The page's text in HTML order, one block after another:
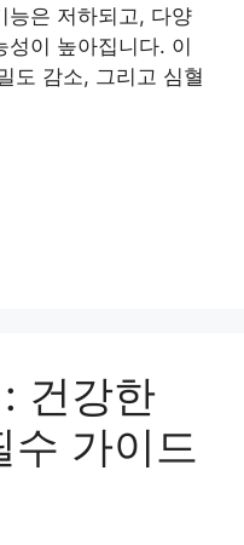
능은 저하되고, 다양
이 높아집니다. 이
도 감소, 그리고 심혈
건강한
수 가이드